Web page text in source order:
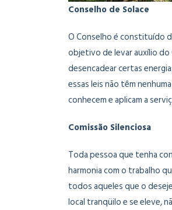
Conselho de Solace
O Conselho é constituído
objetivo de levar auxílio do
desencadear certas
essas leis não têm
conhecem e aplicam a
Comissão Silenciosa
Toda pessoa que tenha
harmonia com o trabalho
todos aqueles que o
local tranqüilo e se eleve,